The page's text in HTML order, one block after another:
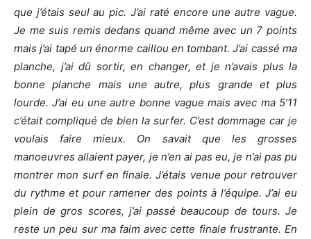
que j’étais seul au pic. J’ai raté encore une autre vague.
Je me suis remis dedans quand même avec un 7 points
mais j’ai tapé un énorme caillou en tombant. J’ai cassé ma
planche, j’ai dû sortir, en changer, et je n’avais plus la
bonne planche mais une autre, plus grande et plus
lourde. J’ai eu une autre bonne vague mais avec ma 5’11
c’était compliqué de bien la surfer. C’est dommage car je
voulais faire mieux. On savait que les grosses
manoeuvres allaient payer, je n’en ai pas eu, je n’ai pas pu
montrer mon surf en finale. J’étais venue pour retrouver
du rythme et pour ramener des points à l’équipe. J’ai eu
plein de gros scores, j’ai passé beaucoup de tours. Je
reste un peu sur ma faim avec cette finale frustrante. En